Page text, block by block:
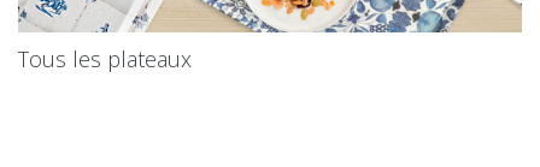
Tous les plateaux